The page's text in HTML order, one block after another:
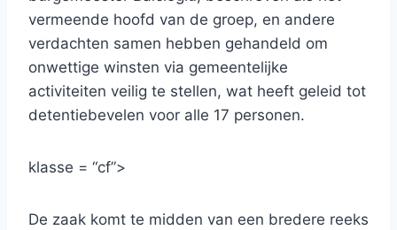
vermeende hoofd van de groep, en andere
verdachten samen hebben gehandeld om
onwettige winsten via gemeentelijke
activiteiten veilig te stellen, wat heeft geleid tot
detentiebevelen voor alle 17 personen.
klasse = “cf”>
De zaak komt te midden van een bredere reeks